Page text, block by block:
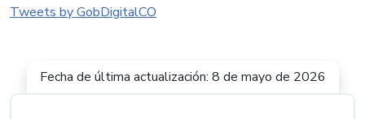
Tweets by GobDigitalCO
Fecha de última actualización: 8 de mayo de 2026